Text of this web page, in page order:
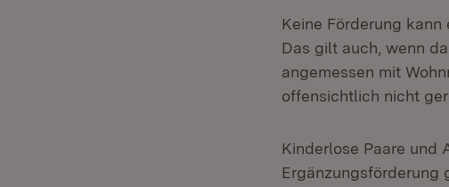
Keine Förderung kann
Das gilt auch, wenn
angemessen mit
offensichtlich nicht
Kinderlose Paare und
Ergänzungsförderung